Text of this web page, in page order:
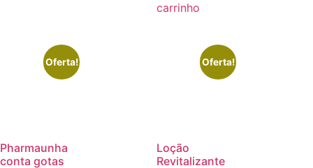
carrinho
Oferta!
Pharmaunha
conta gotas
Oferta!
Loção
Revitalizante